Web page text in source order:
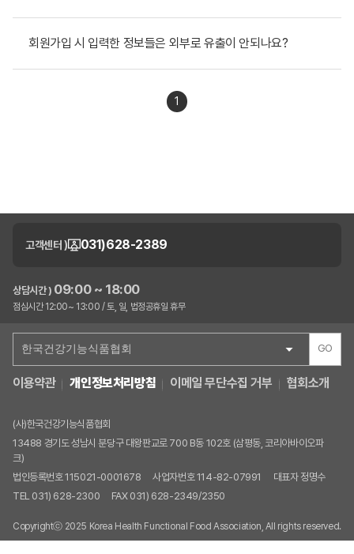
회원가입 시 입력한 정보들은 외부로 유출이 안되나요?
1
고객센터 ) 031)628-2389
상담시간 ) 09:00 ~ 18:00
점심시간 12:00~ 13:00 / 토, 일, 법정공휴일 휴무
GO
이용약관 개인정보처리방침 이메일 무단수집 거부 협회소개
(사)한국건강기능식품협회
13488 경기도 성남시 분당구 대왕판교로 700 B동 102호 (삼평동, 코리아바이오파
크)
법인등록번호 115021-0001678
사업자번호 114-82-07991
대표자 정명수
TEL 031) 628-2300
FAX 031) 628-2349/2350
Copyrightⓒ 2025 Korea Health Functional Food Association, All rights reserved.